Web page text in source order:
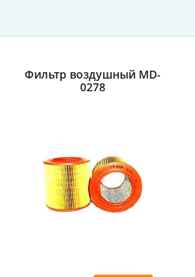
Фильтр воздушный MD-
0278